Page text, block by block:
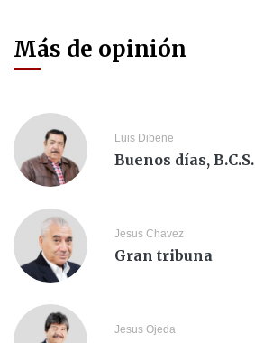
Más de opinión
Luis Dibene
Buenos días, B.C.S.
Jesus Chavez
Gran tribuna
Jesus Ojeda